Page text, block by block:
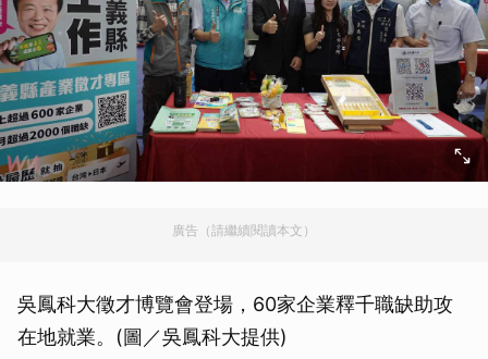
廣告（請繼續閱讀本文）
吳鳳科大徵才博覽會登場，60家企業釋千職缺助攻
在地就業。(圖／吳鳳科大提供)